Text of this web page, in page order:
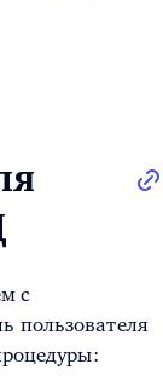
с
пользователя